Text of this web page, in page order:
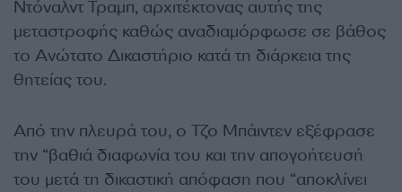
Ντόναλντ Τραμπ, αρχιτέκτονας αυτής της
μεταστροφής καθώς αναδιαμόρφωσε σε βάθος
το Ανώτατο Δικαστήριο κατά τη διάρκεια της
θητείας του.
Από την πλευρά του, ο Τζο Μπάιντεν εξέφρασε
την “βαθιά διαφωνία του και την απογοήτευσή
του μετά τη δικαστική απόφαση που “αποκλίνει